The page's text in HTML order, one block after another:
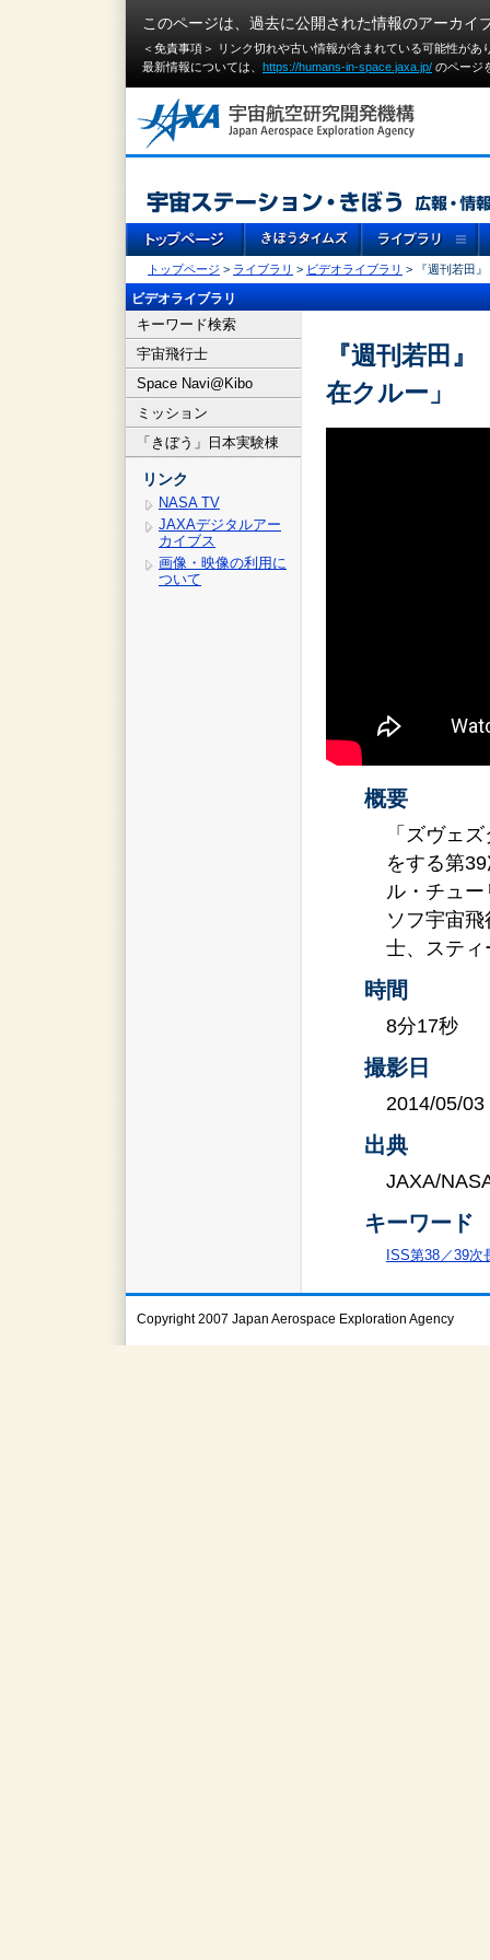
このページは、過去に公開された情報のアーカイ
＜免責事項＞ リンク切れや古い情報が含まれている可能性が
最新情報については、 https://humans-in-space.jaxa.jp/ のページ
トップページ > ライブラリ > ビデオライブラリ > 『週刊若田
ビデオライブラリ
キーワード検索
宇宙飛行士
Space Navi@Kibo
ミッション
「きぼう」日本実験棟
リンク
NASA TV
JAXAデジタルアー
カイブス
画像・映像の利用に
ついて
『週刊若田
在クルー」
概要
「ズヴェ
をする第
ル・チュ
ソフ宇宙
士、ステ
時間
8分17秒
撮影日
2014/05/03
出典
JAXA/
キーワード
ISS第38／39次
Copyright 2007 Japan Aerospace Exploration Agency